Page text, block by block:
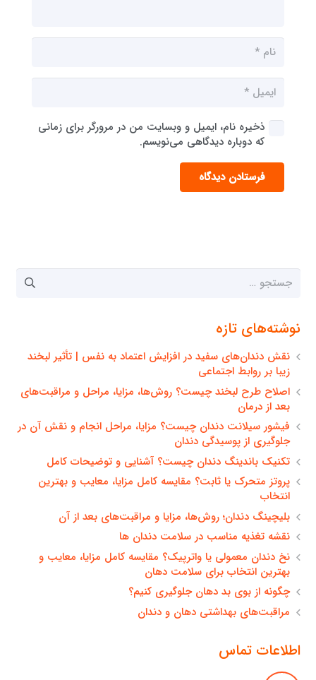
ذخیره نام، ایمیل و وبسایت من در مرورگر برای زمانی
که دوباره دیدگاهی می‌نویسم.
فرستادن دیدگاه
جستجو
نوشته‌های تازه
نقش دندان‌های سفید در افزایش اعتماد به نفس | تأثیر لبخند
زیبا بر روابط اجتماعی
اصلاح طرح لبخند چیست؟ روش‌ها، مزایا، مراحل و مراقبت‌های
بعد از درمان
فیشور سیلانت دندان چیست؟ مزایا، مراحل انجام و نقش آن در
جلوگیری از پوسیدگی دندان
تکنیک باندینگ دندان چیست؟ آشنایی و توضیحات کامل
پروتز متحرک یا ثابت؟ مقایسه کامل مزایا، معایب و بهترین
انتخاب
بلیچینگ دندان؛ روش‌ها، مزایا و مراقبت‌های بعد از آن
نقشه تغذیه مناسب در سلامت دندان ها
نخ دندان معمولی یا واترپیک؟ مقایسه کامل مزایا، معایب و
بهترین انتخاب برای سلامت دهان
چگونه از بوی بد دهان جلوگیری کنیم؟
مراقبت‌های بهداشتی دهان و دندان
اطلاعات تماس